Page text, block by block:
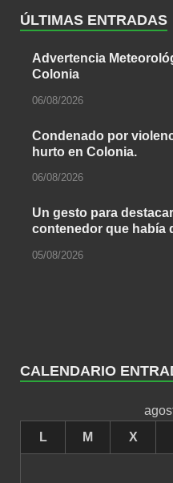
ÚLTIMAS ENTRADAS
Advertencia
Colonia
06/08/2026
Condenado por
hurto en Colonia.
06/08/2026
Un gesto para
contenedor que había
05/08/2026
CALENDARIO
L
M X